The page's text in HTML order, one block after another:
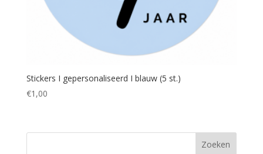
Stickers I gepersonaliseerd I blauw (5 st.)
€1,00